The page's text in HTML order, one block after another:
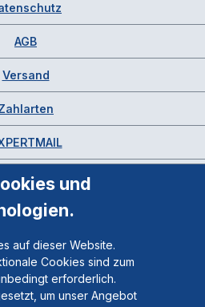
AGB
Versand
und
auf dieser Website.
Cookies sind zum
erforderlich.
um unser Angebot